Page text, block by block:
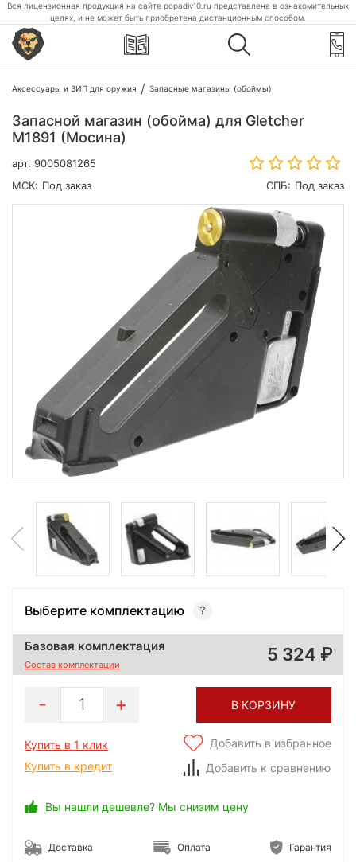
Вся лицензионная продукция на сайте popadiv10.ru представлена в ознакомительных
целях, и не может быть приобретена дистанционным способом.
Аксессуары и ЗИП для оружия Запасные магазины (обоймы)
Запасной магазин (обойма) для Gletcher
M1891 (Мосина)
арт. 9005081265
МСК: Под заказ СПБ: Под заказ
Выберите комплектацию
Базовая комплектация
Состав комплектации 5 324
1 В КОРЗИНУ
Купить в 1 клик
Купить в кредит
Добавить в избранное
Добавить к сравнению
Вы нашли дешевле? Мы снизим цену
Доставка Оплата Гарантия